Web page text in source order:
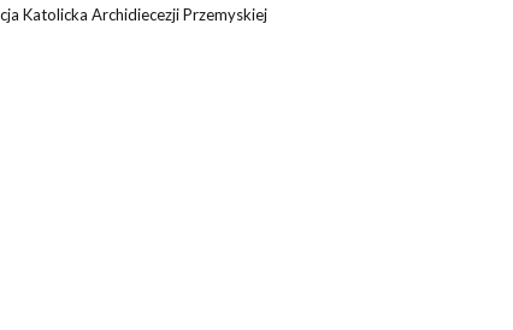
Katolicka Archidiecezji Przemyskiej